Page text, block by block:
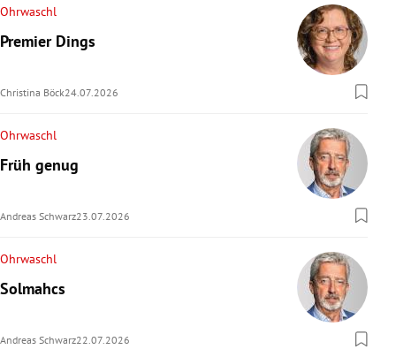
Ohrwaschl
Premier Dings
Christina Böck24.07.2026
Ohrwaschl
Früh genug
Andreas Schwarz23.07.2026
Ohrwaschl
Solmahcs
Andreas Schwarz22.07.2026